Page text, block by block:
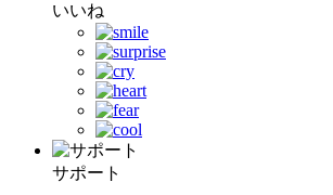
いいね
サポート